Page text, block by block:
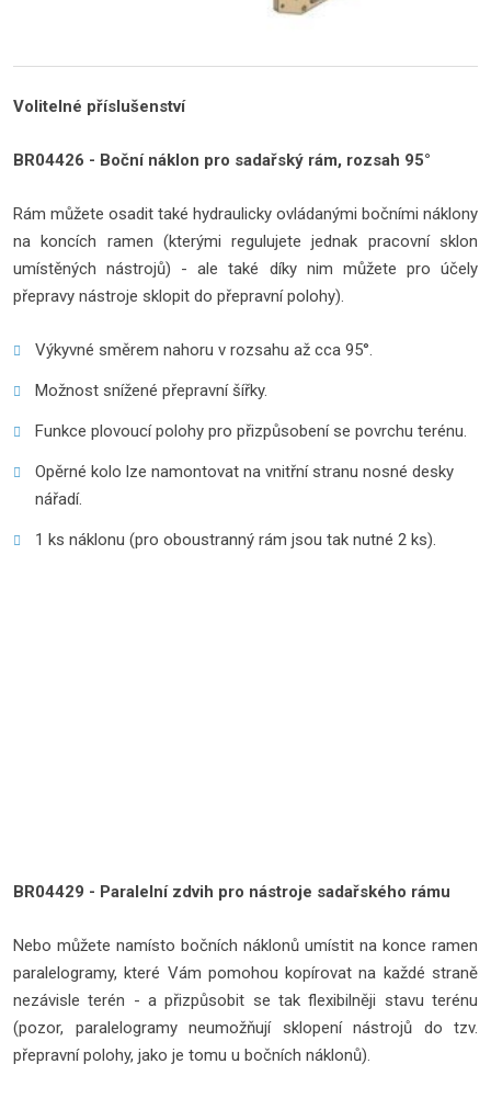
Volitelné příslušenství
BR04426 - Boční náklon pro sadařský rám, rozsah 95°
Rám můžete osadit také hydraulicky ovládanými bočními náklony
na koncích ramen (kterými regulujete jednak pracovní sklon
umístěných nástrojů) - ale také díky nim můžete pro účely
přepravy nástroje sklopit do přepravní polohy).
Výkyvné směrem nahoru v rozsahu až cca 95°.
Možnost snížené přepravní šířky.
Funkce plovoucí polohy pro přizpůsobení se povrchu terénu.
Opěrné kolo lze namontovat na vnitřní stranu nosné desky
nářadí.
1 ks náklonu (pro oboustranný rám jsou tak nutné 2 ks).
BR04429 - Paralelní zdvih pro nástroje sadařského rámu
Nebo můžete namísto bočních náklonů umístit na konce ramen
paralelogramy, které Vám pomohou kopírovat na každé straně
nezávisle terén - a přizpůsobit se tak flexibilněji stavu terénu
(pozor, paralelogramy neumožňují sklopení nástrojů do tzv.
přepravní polohy, jako je tomu u bočních náklonů).